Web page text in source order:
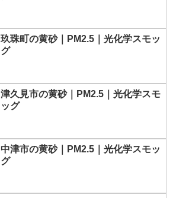
玖珠町の黄砂｜PM2.5｜光化学スモッ
グ
津久見市の黄砂｜PM2.5｜光化学スモ
ッグ
中津市の黄砂｜PM2.5｜光化学スモッ
グ